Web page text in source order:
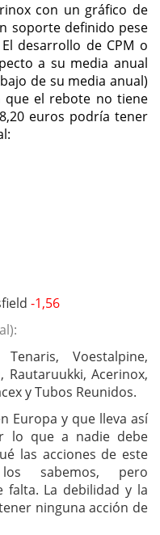
con un gráfico de
soporte definido pese
desarrollo de CPM o
a su media anual
de su media anual)
que el rebote no tiene
euros podría tener
-1,56
Voestalpine,
Rautaruukki, Acerinox,
y Tubos Reunidos.
Europa y que lleva así
lo que a nadie debe
las acciones de este
sabemos, pero
falta. La debilidad y la
ninguna acción de